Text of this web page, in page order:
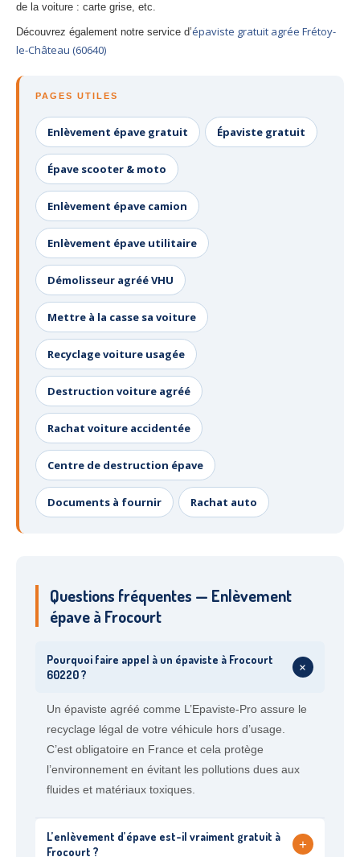
de la voiture : carte grise, etc.
Découvrez également notre service d’épaviste gratuit agrée Frétoy-
le-Château (60640)
PAGES UTILES
Enlèvement épave gratuit Épaviste gratuit
Épave scooter & moto
Enlèvement épave camion
Enlèvement épave utilitaire
Démolisseur agréé VHU
Mettre à la casse sa voiture
Recyclage voiture usagée
Destruction voiture agréé
Rachat voiture accidentée
Centre de destruction épave
Documents à fournir Rachat auto
Questions fréquentes — Enlèvement
épave à Frocourt
Pourquoi faire appel à un épaviste à Frocourt
60220 ?
+
Un épaviste agréé comme L’Epaviste-Pro assure le
recyclage légal de votre véhicule hors d’usage.
C’est obligatoire en France et cela protège
l’environnement en évitant les pollutions dues aux
fluides et matériaux toxiques.
L’enlèvement d’épave est-il vraiment gratuit à
Frocourt ?
+